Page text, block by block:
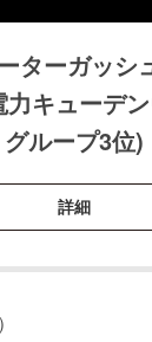
ターガッシ
ューデン
グループ3位)
詳細